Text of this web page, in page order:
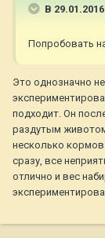
В
Попробовать
Это однозначно
подходит. Он
раздутым
несколько
сразу, все
отлично и вес